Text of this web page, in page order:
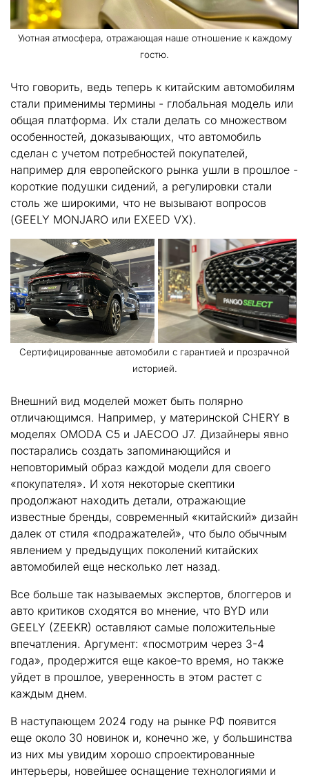
Уютная атмосфера, отражающая наше отношение к каждому
гостю.
Что говорить, ведь теперь к китайским автомобилям
стали применимы термины - глобальная модель или
общая платформа. Их стали делать со множеством
особенностей, доказывающих, что автомобиль
сделан с учетом потребностей покупателей,
например для европейского рынка ушли в прошлое -
короткие подушки сидений, а регулировки стали
столь же широкими, что не вызывают вопросов
(GEELY MONJARO или EXEED VX).
Сертифицированные автомобили с гарантией и прозрачной
историей.
Внешний вид моделей может быть полярно
отличающимся. Например, у материнской CHERY в
моделях OMODA C5 и JAECOO J7. Дизайнеры явно
постарались создать запоминающийся и
неповторимый образ каждой модели для своего
«покупателя». И хотя некоторые скептики
продолжают находить детали, отражающие
известные бренды, современный «китайский» дизайн
далек от стиля «подражателей», что было обычным
явлением у предыдущих поколений китайских
автомобилей еще несколько лет назад.
Все больше так называемых экспертов, блоггеров и
авто критиков сходятся во мнение, что BYD или
GEELY (ZEEKR) оставляют самые положительные
впечатления. Аргумент: «посмотрим через 3-4
года», продержится еще какое-то время, но также
уйдет в прошлое, уверенность в этом растет с
каждым днем.
В наступающем 2024 году на рынке РФ появится
еще около 30 новинок и, конечно же, у большинства
из них мы увидим хорошо спроектированные
интерьеры, новейшее оснащение технологиями и